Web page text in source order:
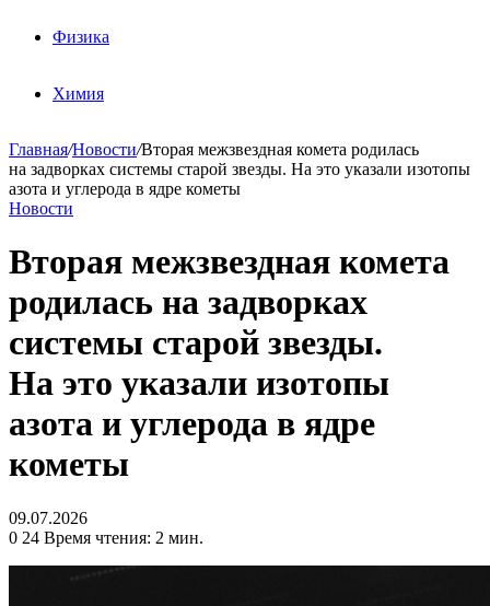
Физика
Химия
Главная/Новости/Вторая межзвездная комета родилась
на задворках системы старой звезды. На это указали изотопы
азота и углерода в ядре кометы
Новости
Вторая межзвездная комета
родилась на задворках
системы старой звезды.
На это указали изотопы
азота и углерода в ядре
кометы
09.07.2026
0 24 Время чтения: 2 мин.